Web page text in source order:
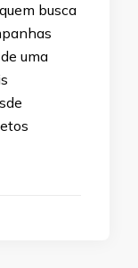
busca
uma